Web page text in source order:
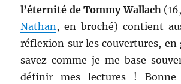
l’éternité de Tommy Wallach
Nathan, en broché) contient
réflexion sur les couvertures, en
savez comme je me base
définir mes lectures ! Bonne